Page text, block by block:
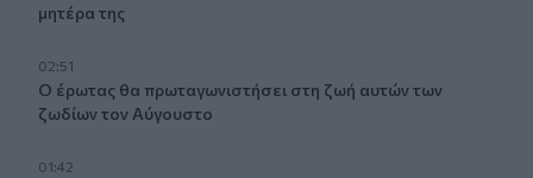
μητέρα της
02:51
Ο έρωτας θα πρωταγωνιστήσει στη ζωή αυτών των
ζωδίων τον Αύγουστο
01:42